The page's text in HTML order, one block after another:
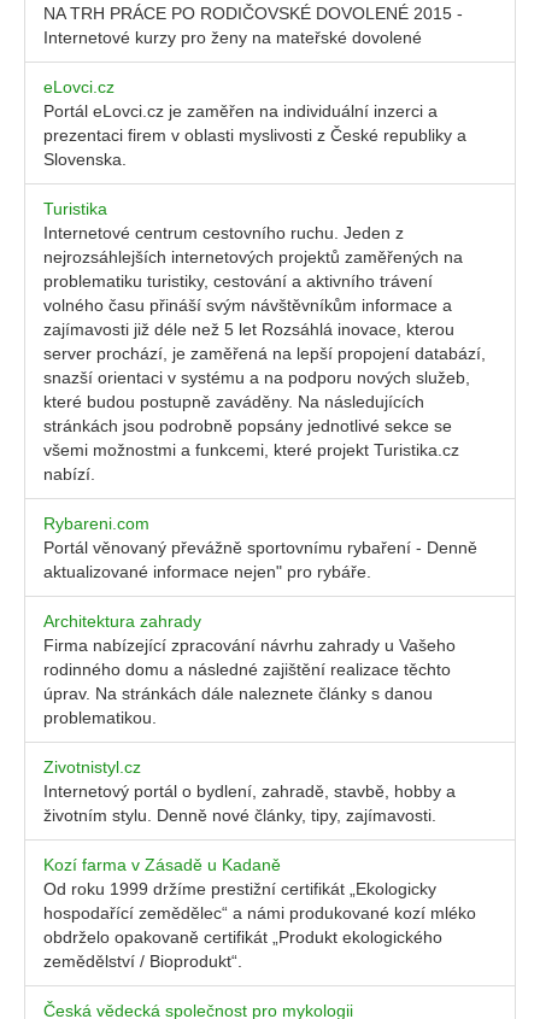
NA TRH PRÁCE PO RODIČOVSKÉ DOVOLENÉ 2015 -
Internetové kurzy pro ženy na mateřské dovolené
eLovci.cz
Portál eLovci.cz je zaměřen na individuální inzerci a
prezentaci firem v oblasti myslivosti z České republiky a
Slovenska.
Turistika
Internetové centrum cestovního ruchu. Jeden z
nejrozsáhlejších internetových projektů zaměřených na
problematiku turistiky, cestování a aktivního trávení
volného času přináší svým návštěvníkům informace a
zajímavosti již déle než 5 let Rozsáhlá inovace, kterou
server prochází, je zaměřená na lepší propojení databází,
snazší orientaci v systému a na podporu nových služeb,
které budou postupně zaváděny. Na následujících
stránkách jsou podrobně popsány jednotlivé sekce se
všemi možnostmi a funkcemi, které projekt Turistika.cz
nabízí.
Rybareni.com
Portál věnovaný převážně sportovnímu rybaření - Denně
aktualizované informace nejen" pro rybáře.
Architektura zahrady
Firma nabízející zpracování návrhu zahrady u Vašeho
rodinného domu a následné zajištění realizace těchto
úprav. Na stránkách dále naleznete články s danou
problematikou.
Zivotnistyl.cz
Internetový portál o bydlení, zahradě, stavbě, hobby a
životním stylu. Denně nové články, tipy, zajímavosti.
Kozí farma v Zásadě u Kadaně
Od roku 1999 držíme prestižní certifikát „Ekologicky
hospodařící zemědělec“ a námi produkované kozí mléko
obdrželo opakovaně certifikát „Produkt ekologického
zemědělství / Bioprodukt“.
Česká vědecká společnost pro mykologii